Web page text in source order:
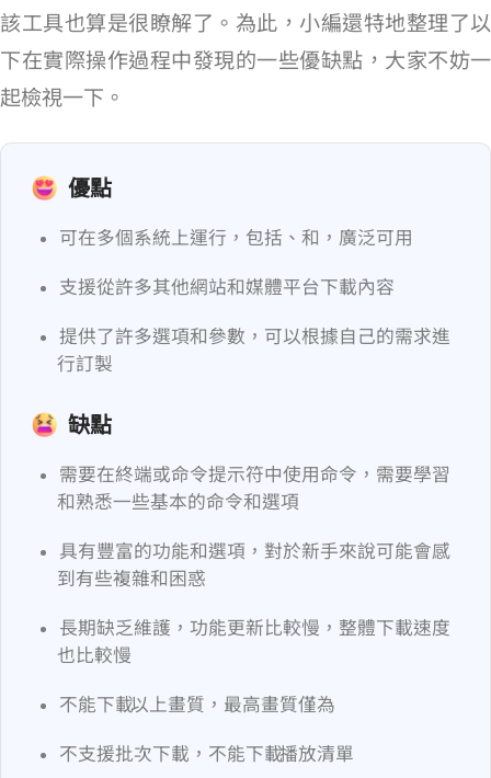
該工具也算是很瞭解了。為此，小編還特地整理了以
下在實際操作過程中發現的一些優缺點，大家不妨一
起檢視一下。
優點
可在多個系統上運行，包括 Windows、macOS 和 Linux，廣泛可用
支援從許多其他網站和媒體平台下載內容
提供了許多選項和參數，可以根據自己的需求進
行訂製
缺點
需要在終端或命令提示符中使用命令，需要學習
和熟悉一些基本的命令和選項
具有豐富的功能和選項，對於新手來說可能會感
到有些複雜和困惑
長期缺乏維護，功能更新比較慢，整體下載速度
也比較慢
不能下載 YouTube 4K 以上畫質，最高畫質僅為 1080p
不支援批次下載，不能下載 YouTube 播放清單